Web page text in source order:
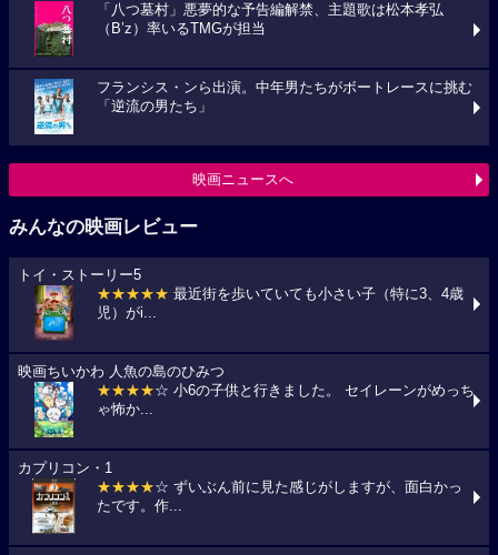
「八つ墓村」悪夢的な予告編解禁、主題歌は松本孝弘
（B’z）率いるTMGが担当
フランシス・ンら出演。中年男たちがボートレースに挑む
「逆流の男たち」
映画ニュースへ
みんなの映画レビュー
トイ・ストーリー5
★★★★★ 最近街を歩いていても小さい子（特に3、4歳
児）がi...
映画ちいかわ 人魚の島のひみつ
★★★★☆ 小6の子供と行きました。 セイレーンがめっち
ゃ怖か...
カプリコン・1
★★★★☆ ずいぶん前に見た感じがしますが、面白かっ
たです。作...